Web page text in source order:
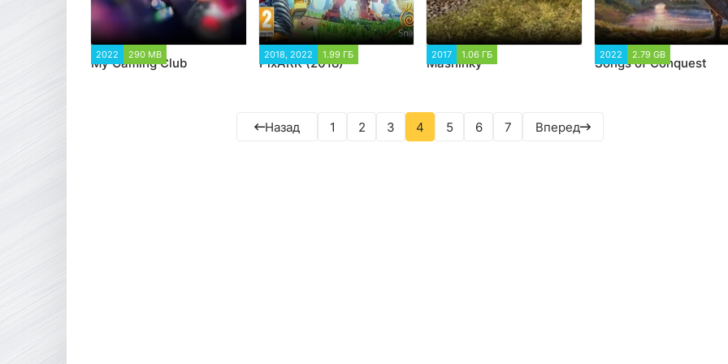
2022 290 MB
My Gaming Club
2018, 2022 1.99 ГБ
PixARK (2018)
2017 1.06 ГБ
Mashinky
2022 2.79 GB
Songs of Conquest
Назад 1 2 3 4 5 6 7 Вперед